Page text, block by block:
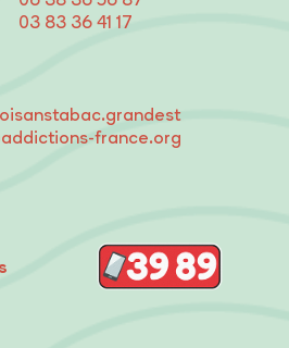
03 83 36 41 17
.grandest
france.org